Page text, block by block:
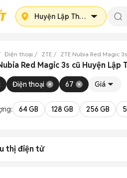
Huyện Lập Thạch
Điện thoại ZTE ZTE Nubia Red Magic 3s
Red Magic 3s cũ Huyện Lập
Điện thoại 67 Giá
64 GB 128 GB 256 GB
thị điện tử